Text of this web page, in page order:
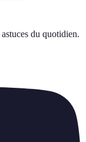
astuces du quotidien.